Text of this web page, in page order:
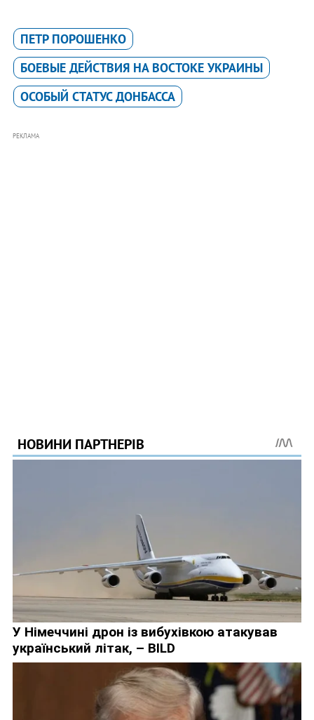
ПЕТР ПОРОШЕНКО
БОЕВЫЕ ДЕЙСТВИЯ НА ВОСТОКЕ УКРАИНЫ
ОСОБЫЙ СТАТУС ДОНБАССА
РЕКЛАМА